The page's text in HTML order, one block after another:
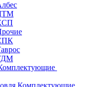
Комплектующие